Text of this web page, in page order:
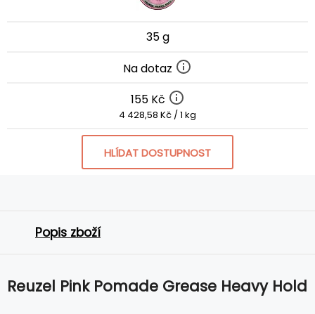
35 g
Na dotaz
155 Kč
4 428,58 Kč / 1 kg
HLÍDAT DOSTUPNOST
Popis zboží
Reuzel Pink Pomade Grease Heavy Hold